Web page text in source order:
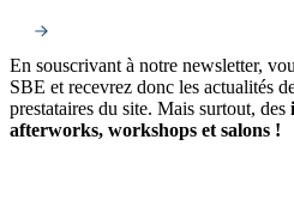
En souscrivant à notre newsletter,
SBE et recevrez donc les actualités
prestataires du site. Mais surtout, des
afterworks, workshops et salons !